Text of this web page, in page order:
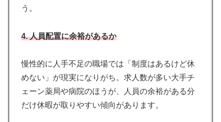
う。
4. 人員配置に余裕があるか
慢性的に人手不足の職場では「制度はあるけど休
めない」が現実になりがち。求人数が多い大手チ
ェーン薬局や病院のほうが、人員の余裕がある分
だけ休暇が取りやすい傾向があります。